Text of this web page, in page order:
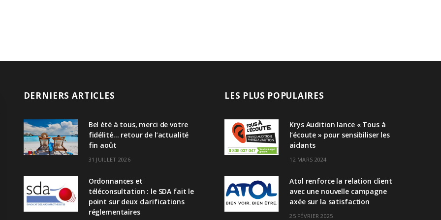
DERNIERS ARTICLES
Bel été à tous, merci de votre
fidélité… retour de l’actualité
fin août
31 JUILLET 2026
Ordonnances et
téléconsultation : le SDA fait le
point sur deux clarifications
réglementaires
LES PLUS POPULAIRES
Krys Audition lance « Tous à
l’écoute » pour sensibiliser les
aidants
12 MARS 2024
Atol renforce la relation client
avec une nouvelle campagne
axée sur la satisfaction
25 FÉVRIER 2025